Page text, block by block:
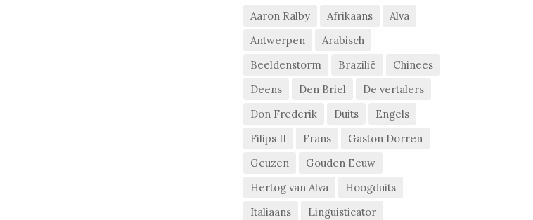
Aaron Ralby Afrikaans
Alva
Antwerpen
Arabisch
Beeldenstorm
Brazilië
Chinees
Deens
Den Briel
De vertalers
Don Frederik
Duits
Engels
Filips II
Frans
Gaston Dorren
Geuzen
Gouden Eeuw
Hertog van Alva
Hoogduits
Italiaans
Linguisticator